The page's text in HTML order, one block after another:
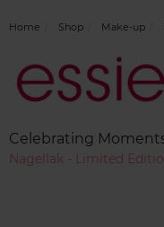
Home Shop Make-up
Celebrating
Nagellak - Limited